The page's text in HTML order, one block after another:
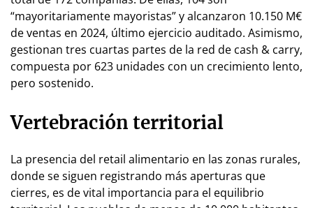
“mayoritariamente mayoristas” y alcanzaron 10.150 M€
de ventas en 2024, último ejercicio auditado. Asimismo,
gestionan tres cuartas partes de la red de cash & carry,
compuesta por 623 unidades con un crecimiento lento,
pero sostenido.
Vertebración territorial
La presencia del retail alimentario en las zonas rurales,
donde se siguen registrando más aperturas que
cierres, es de vital importancia para el equilibrio